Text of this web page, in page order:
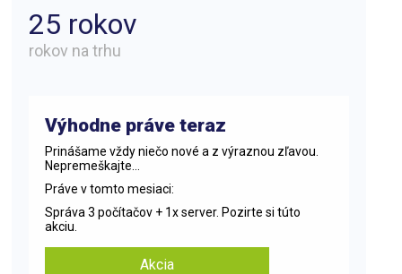
25 rokov
rokov na trhu
Výhodne práve teraz
Prinášame vždy niečo nové a z výraznou zľavou.
Nepremeškajte...
Práve v tomto mesiaci:
Správa 3 počítačov + 1x server. Pozirte si túto
akciu.
Akcia